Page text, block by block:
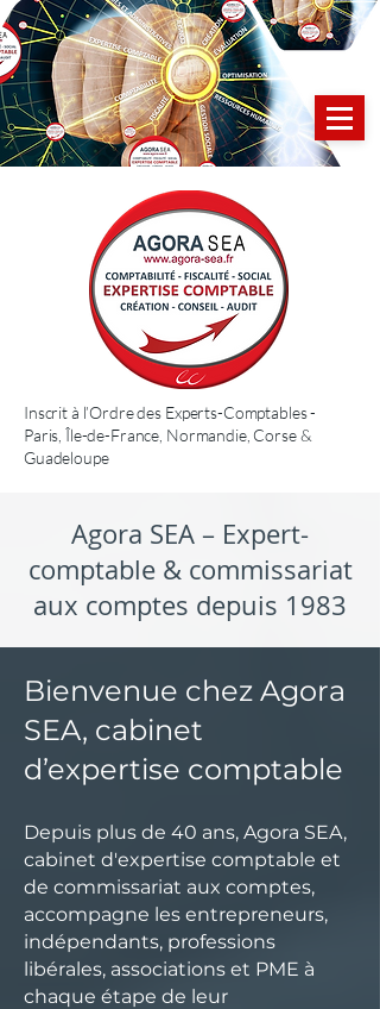
Inscrit à l’Ordre des Experts-Comptables -
Paris, Île-de-France, Normandie, Corse &
Guadeloupe
Agora SEA – Expert-
comptable & commissariat
aux comptes depuis 1983
Bienvenue chez Agora
SEA, cabinet
d’expertise comptable
Depuis plus de 40 ans, Agora SEA,
cabinet d'expertise comptable et
de commissariat aux comptes,
accompagne les entrepreneurs,
indépendants, professions
libérales, associations et PME à
chaque étape de leur